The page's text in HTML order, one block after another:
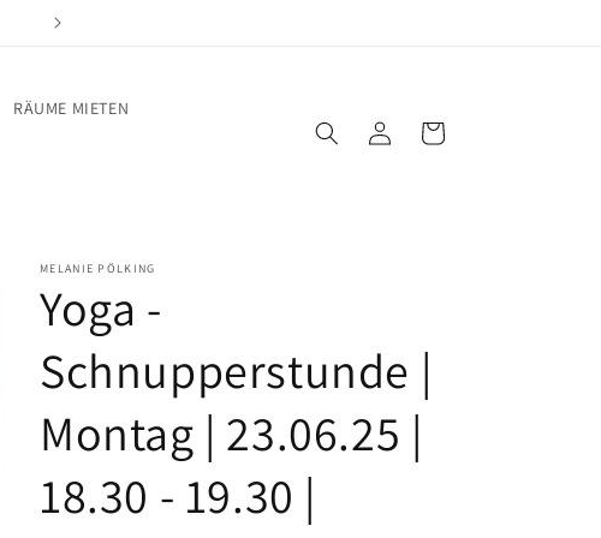
RÄUME MIETEN
EinloggenWarenkorb
MELANIE PÖLKING
Yoga -
Schnupperstunde |
Montag | 23.06.25 |
18.30 - 19.30 |